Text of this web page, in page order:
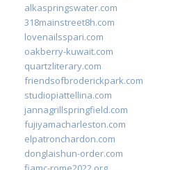
alkaspringswater.com
318mainstreet8h.com
lovenailsspari.com
oakberry-kuwait.com
quartzliterary.com
friendsofbroderickpark.com
studiopiattellina.com
jannagrillspringfield.com
fujiyamacharleston.com
elpatronchardon.com
donglaishun-order.com